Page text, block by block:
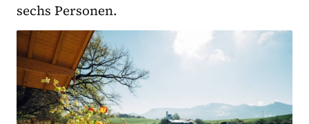
sechs Personen.